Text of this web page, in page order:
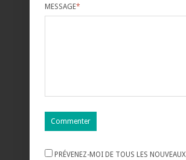
MESSAGE*
PRÉVENEZ-MOI DE TOUS LES NOUVEAUX